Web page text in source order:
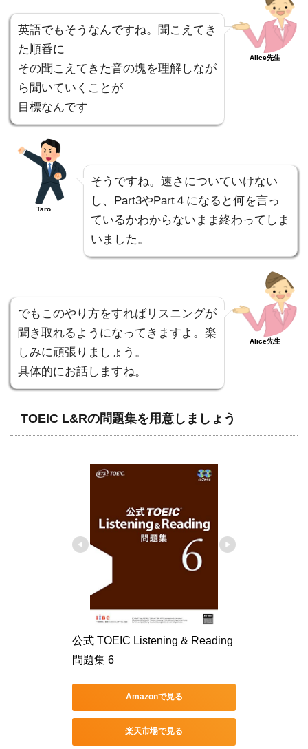
英語でもそうなんですね。聞こえてき
た順番に
その聞こえてきた音の塊を理解しなが
ら聞いていくことが
目標なんです
Alice先生
Taro
そうですね。速さについていけない
し、Part3やPart４になると何を言っ
ているかわからないまま終わってしま
いました。
でもこのやり方をすればリスニングが
聞き取れるようになってきますよ。楽
しみに頑張りましょう。
具体的にお話しますね。
Alice先生
TOEIC L&Rの問題集を用意しましょう
公式 TOEIC Listening & Reading
問題集 6
Amazonで見る
楽天市場で見る